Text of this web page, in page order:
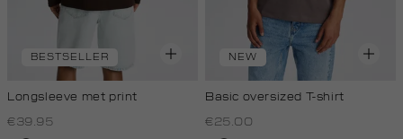
BESTSELLER
Longsleeve met print
€39.95
NEW
Basic oversized T-shirt
€25.00